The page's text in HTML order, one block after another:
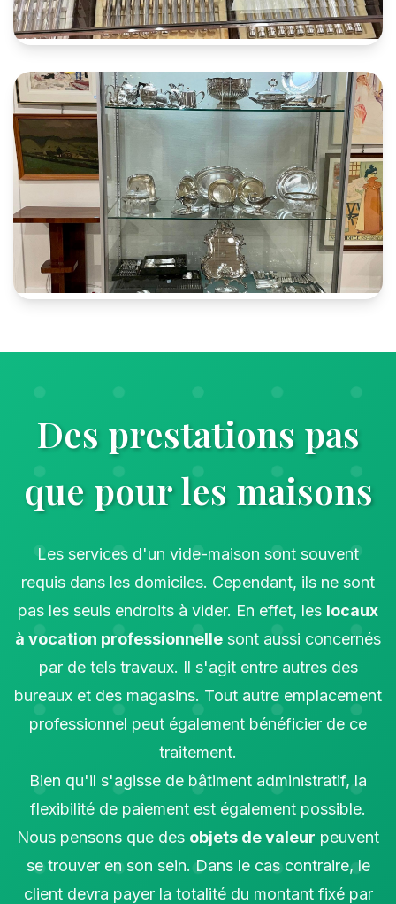
Des prestations pas
que pour les maisons
Les services d'un vide-maison sont souvent
requis dans les domiciles. Cependant, ils ne sont
pas les seuls endroits à vider. En effet, les locaux
à vocation professionnelle sont aussi concernés
par de tels travaux. Il s'agit entre autres des
bureaux et des magasins. Tout autre emplacement
professionnel peut également bénéficier de ce
traitement.
Bien qu'il s'agisse de bâtiment administratif, la
flexibilité de paiement est également possible.
Nous pensons que des objets de valeur peuvent
se trouver en son sein. Dans le cas contraire, le
client devra payer la totalité du montant fixé par